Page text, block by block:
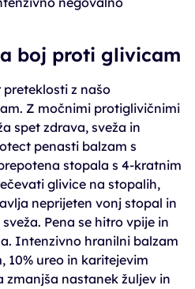
boj proti glivicam
z našo
Z močnimi protiglivičnimi
spet zdrava, sveža in
penasti balzam s
stopala s 4-kratnim
glivice na stopalih,
neprijeten vonj stopal in
Pena se hitro vpije in
Intenzivno hranilni balzam
10% ureo in karitejevim
zmanjša nastanek žuljev in